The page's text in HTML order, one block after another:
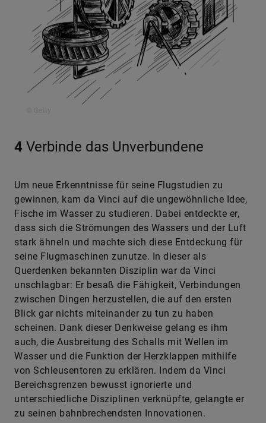
4 Verbinde das Unverbundene
Um neue Erkenntnisse für seine Flugstudien zu
gewinnen, kam da Vinci auf die ungewöhnliche Idee,
Fische im Wasser zu studieren. Dabei entdeckte er,
dass sich die Strömungen des Wassers und der Luft
stark ähneln und machte sich diese Entdeckung für
seine Flugmaschinen zunutze. In dieser als
Querdenken bekannten Disziplin war da Vinci
unschlagbar: Er besaß die Fähigkeit, Verbindungen
zwischen Dingen herzustellen, die auf den ersten
Blick gar nichts miteinander zu tun zu haben
scheinen. Dank dieser Denkweise gelang es ihm
auch, die Ausbreitung des Schalls mit Wellen im
Wasser und die Funktion der Herzklappen mithilfe
von Schleusentoren zu erklären. Indem da Vinci
Bereichsgrenzen bewusst ignorierte und
unterschiedliche Disziplinen verknüpfte, gelangte er
zu seinen bahnbrechendsten Innovationen.